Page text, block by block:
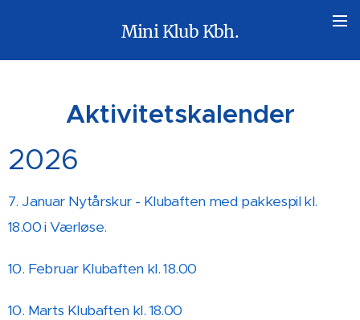
Mini Klub Kbh.
Aktivitetskalender
2026
7. Januar Nytårskur - Klubaften med pakkespil kl.
18.00 i Værløse.
10. Februar Klubaften kl. 18.00
10. Marts Klubaften kl. 18.00